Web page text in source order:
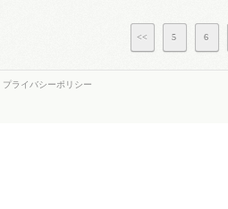
<< 5 6
プライバシーポリシー